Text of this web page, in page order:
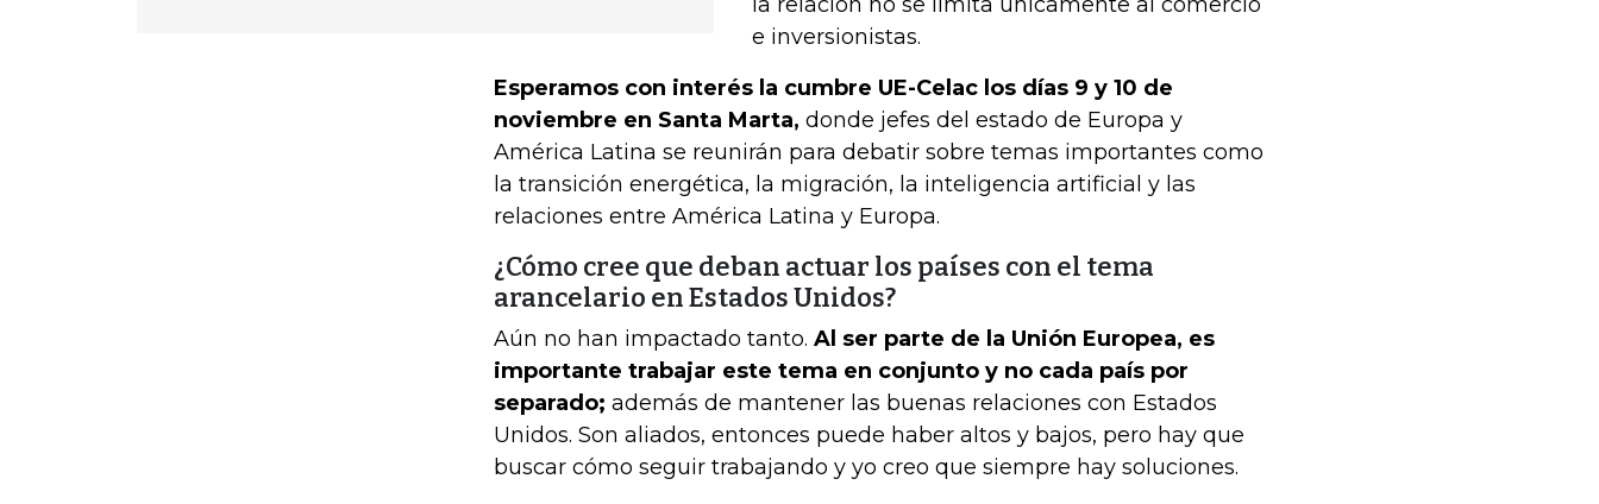
e inversionistas.
Esperamos con interés la cumbre UE-Celac los días 9 y 10 de
noviembre en Santa Marta, donde jefes del estado de Europa y
América Latina se reunirán para debatir sobre temas importantes como
la transición energética, la migración, la inteligencia artificial y las
relaciones entre América Latina y Europa.
¿Cómo cree que deban actuar los países con el tema
arancelario en Estados Unidos?
Aún no han impactado tanto. Al ser parte de la Unión Europea, es
importante trabajar este tema en conjunto y no cada país por
separado; además de mantener las buenas relaciones con Estados
Unidos. Son aliados, entonces puede haber altos y bajos, pero hay que
buscar cómo seguir trabajando y yo creo que siempre hay soluciones.